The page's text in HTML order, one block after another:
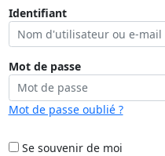
Identifiant
Mot de passe
Mot de passe oublié ?
Se souvenir de moi